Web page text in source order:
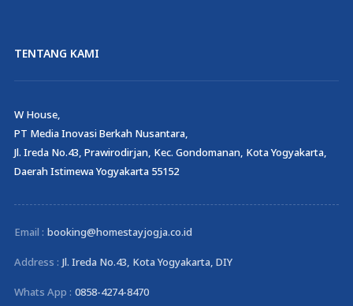
TENTANG KAMI
W House,
PT Media Inovasi Berkah Nusantara,
Jl. Ireda No.43, Prawirodirjan, Kec. Gondomanan, Kota Yogyakarta,
Daerah Istimewa Yogyakarta 55152
Email : booking@homestayjogja.co.id
Address : Jl. Ireda No.43, Kota Yogyakarta, DIY
Whats App : 0858-4274-8470